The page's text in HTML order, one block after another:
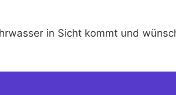
in Sicht kommt und